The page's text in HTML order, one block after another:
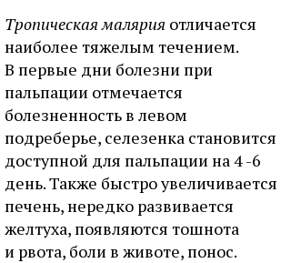
Тропическая малярия отличается
наиболее тяжелым течением.
В первые дни болезни при
пальпации отмечается
болезненность в левом
подреберье, селезенка становится
доступной для пальпации на 4 -6
день. Также быстро увеличивается
печень, нередко развивается
желтуха, появляются тошнота
и рвота, боли в животе, понос.